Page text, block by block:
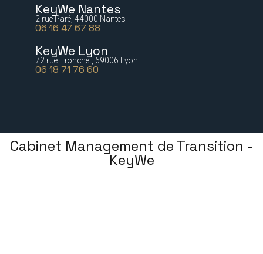
KeyWe Nantes
2 rue Paré, 44000 Nantes
06 16 47 67 88
KeyWe Lyon
72 rue Tronchet, 69006 Lyon
06 18 71 76 60
Cabinet Management de Transition -
KeyWe